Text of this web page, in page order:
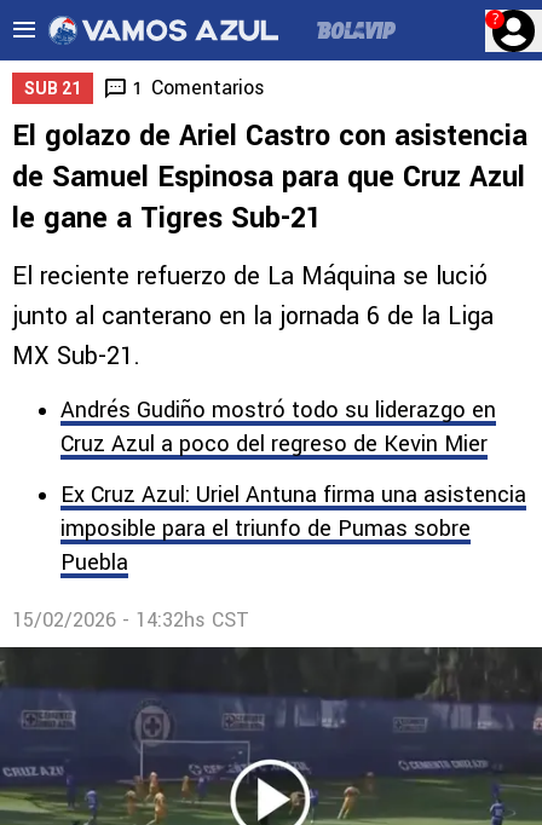
?
SUB 21 1 Comentarios
El golazo de Ariel Castro con asistencia
de Samuel Espinosa para que Cruz Azul
le gane a Tigres Sub-21
El reciente refuerzo de La Máquina se lució
junto al canterano en la jornada 6 de la Liga
MX Sub-21.
Andrés Gudiño mostró todo su liderazgo en
Cruz Azul a poco del regreso de Kevin Mier
Ex Cruz Azul: Uriel Antuna firma una asistencia
imposible para el triunfo de Pumas sobre
Puebla
15/02/2026 - 14:32hs CST